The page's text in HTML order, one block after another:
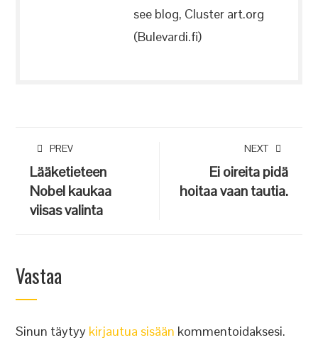
see blog, Cluster art.org
(Bulevardi.fi)
PREV
Lääketieteen
Nobel kaukaa
viisas valinta
NEXT
Ei oireita pidä
hoitaa vaan tautia.
Vastaa
Sinun täytyy kirjautua sisään kommentoidaksesi.